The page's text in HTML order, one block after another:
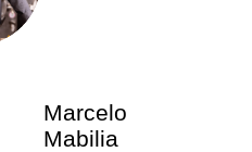
Marcelo
Mabilia